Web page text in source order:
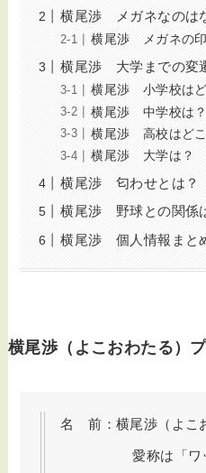
横尾渉 メガネなのは
横尾渉 メガネの印
横尾渉 大学までの変
横尾渉 小学校はど
横尾渉 中学校は？
横尾渉 高校はど
横尾渉 大学は？
横尾渉 匂わせとは？
横尾渉 野球との関係
横尾渉 個人情報まと
横尾渉（よこおわたる）
名 前：横尾渉（よ
愛称は「ワ